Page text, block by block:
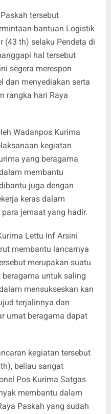
tersebut
bantuan Logistik
(43 th) selaku Pendeta di
hal tersebut
segera merespon
dan menyediakan serta
rangka hari Raya
Wadanpos Kurima
kegiatan
yang beragama
membantu
juga dengan
keras dalam
jemaat yang hadir.
Lettu Inf Arsini
membantu lancarnya
merupakan suatu
untuk saling
mensukseskan kan
terjalinnya dan
umat beragama dapat
kegiatan tersebut
beliau sangat
Pos Kurima Satgas
membantu dalam
Paskah yang sudah